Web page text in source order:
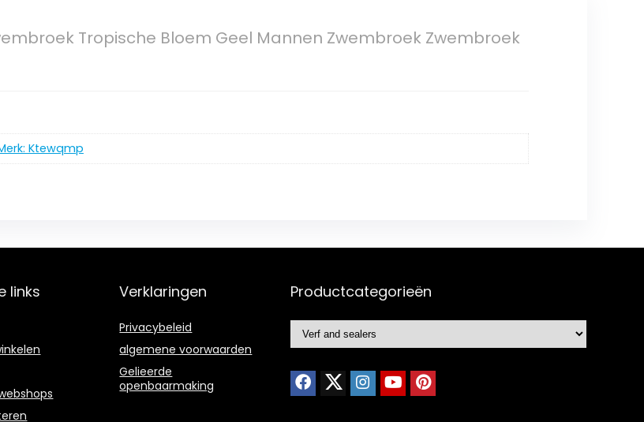
Tropische Bloem Geel Mannen Zwembroek Zwembroek
Ktewqmp
links Verklaringen
Privacybeleid
algemene voorwaarden
Gelieerde
openbaarmaking
Productcategorieën